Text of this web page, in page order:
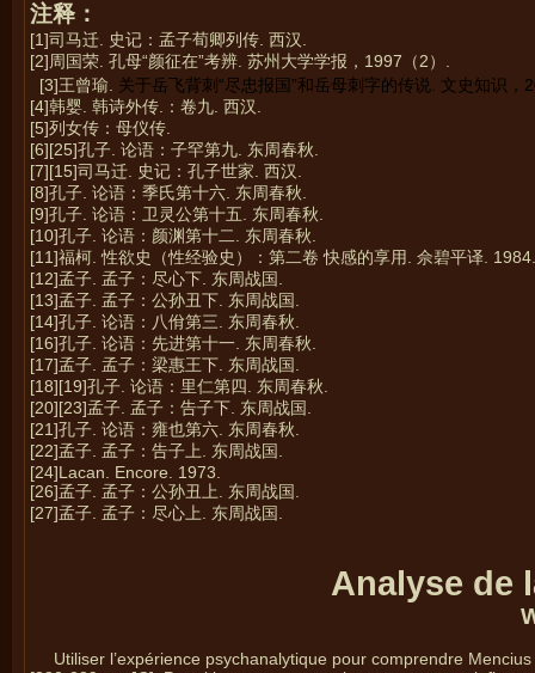
注释：
[1]司马迁. 史记：孟子荀卿列传. 西汉.
[2]周国荣. 孔母“颜征在”考辨. 苏州大学学报，1997（2）.
[3]王曾瑜. 关于岳飞背刺“尽忠报国”和岳母刺字的传说. 文史知识，
[4]韩婴. 韩诗外传.：卷九. 西汉.
[5]列女传：母仪传.
[6][25]孔子. 论语：子罕第九. 东周春秋.
[7][15]司马迁. 史记：孔子世家. 西汉.
[8]孔子. 论语：季氏第十六. 东周春秋.
[9]孔子. 论语：卫灵公第十五. 东周春秋.
[10]孔子. 论语：颜渊第十二. 东周春秋.
[11]福柯. 性欲史（性经验史）：第二卷 快感的享用. 佘碧平译. 1984.
[12]孟子. 孟子：尽心下. 东周战国.
[13]孟子. 孟子：公孙丑下. 东周战国.
[14]孔子. 论语：八佾第三. 东周春秋.
[16]孔子. 论语：先进第十一. 东周春秋.
[17]孟子. 孟子：梁惠王下. 东周战国.
[18][19]孔子. 论语：里仁第四. 东周春秋.
[20][23]孟子. 孟子：告子下. 东周战国.
[21]孔子. 论语：雍也第六. 东周春秋.
[22]孟子. 孟子：告子上. 东周战国.
[24]Lacan. Encore. 1973.
[26]孟子. 孟子：公孙丑上. 东周战国.
[27]孟子. 孟子：尽心上. 东周战国.
Analyse de
Utiliser l’expérience psychanalytique pour comprendre